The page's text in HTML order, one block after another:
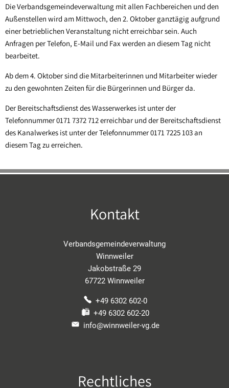
Sippersfeld
Steinbach a. Dbg.
Wartenberg-Rohrbach
OT Alsenbrück-Langmeil
OT Hochstein
OT Potzbach
Die Verbandsgemeindeverwaltung mit allen Fachbereichen und den
Außenstellen wird am Mittwoch, den 2. Oktober ganztägig aufgrund
einer betrieblichen Veranstaltung nicht erreichbar sein. Auch
Anfragen per Telefon, E-Mail und Fax werden an diesem Tag nicht
bearbeitet.
Ab dem 4. Oktober sind die Mitarbeiterinnen und Mitarbeiter wieder
zu den gewohnten Zeiten für die Bürgerinnen und Bürger da.
Der Bereitschaftsdienst des Wasserwerkes ist unter der
Telefonnummer 0171 7372 712 erreichbar und der Bereitschaftsdienst
des Kanalwerkes ist unter der Telefonnummer 0171 7225 103 an
diesem Tag zu erreichen.
Kontakt
Verbandsgemeindeverwaltung
Winnweiler
Jakobstraße 29
67722 Winnweiler
+49 6302 602-0
+49 6302 602-20
info@winnweiler-vg.de
Rechtliches